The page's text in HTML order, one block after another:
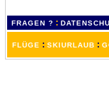
FRAGEN ? :
FLÜGE : SKIURLAUB :